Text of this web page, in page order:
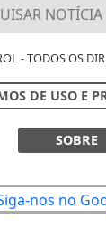
- TODOS OS
DE USO E
SOBRE